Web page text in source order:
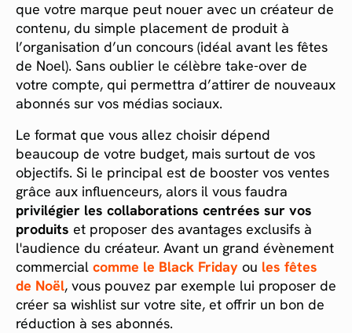
que votre marque peut nouer avec un créateur de
contenu, du simple placement de produit à
l’organisation d’un concours (idéal avant les fêtes
de Noel). Sans oublier le célèbre take-over de
votre compte, qui permettra d’attirer de nouveaux
abonnés sur vos médias sociaux.
Le format que vous allez choisir dépend
beaucoup de votre budget, mais surtout de vos
objectifs. Si le principal est de booster vos ventes
grâce aux influenceurs, alors il vous faudra
privilégier les collaborations centrées sur vos
produits et proposer des avantages exclusifs à
l'audience du créateur. Avant un grand évènement
commercial comme le Black Friday ou les fêtes
de Noël, vous pouvez par exemple lui proposer de
créer sa wishlist sur votre site, et offrir un bon de
réduction à ses abonnés.